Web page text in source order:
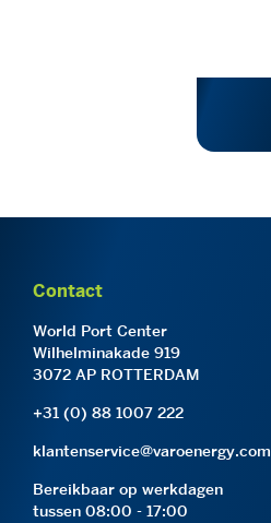
Contact
World Port Center
Wilhelminakade 919
3072 AP ROTTERDAM
+31 (0) 88 1007 222
klantenservice@varoenergy.com
Bereikbaar op werkdagen
tussen 08:00 - 17:00